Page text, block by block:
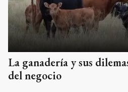
La ganadería y sus
del negocio